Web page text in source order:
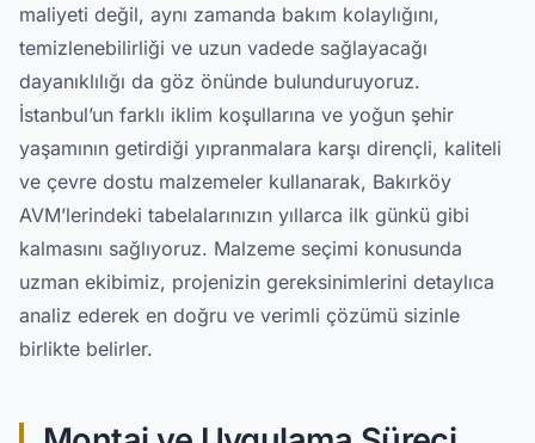
maliyeti değil, aynı zamanda bakım kolaylığını,
temizlenebilirliği ve uzun vadede sağlayacağı
dayanıklılığı da göz önünde bulunduruyoruz.
İstanbul’un farklı iklim koşullarına ve yoğun şehir
yaşamının getirdiği yıpranmalara karşı dirençli, kaliteli
ve çevre dostu malzemeler kullanarak, Bakırköy
AVM’lerindeki tabelalarınızın yıllarca ilk günkü gibi
kalmasını sağlıyoruz. Malzeme seçimi konusunda
uzman ekibimiz, projenizin gereksinimlerini detaylıca
analiz ederek en doğru ve verimli çözümü sizinle
birlikte belirler.